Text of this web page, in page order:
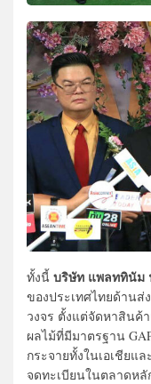
ทั้งนี้ บริษัท แพลททินัม
ของประเทศไทยด้านส่
วงจร ตั้งแต่จัดหาสินค้
ผลไม้ที่มีมาตรฐาน
กระจายทั้งในเอเชียแ
จดทะเบียนในตลาดห